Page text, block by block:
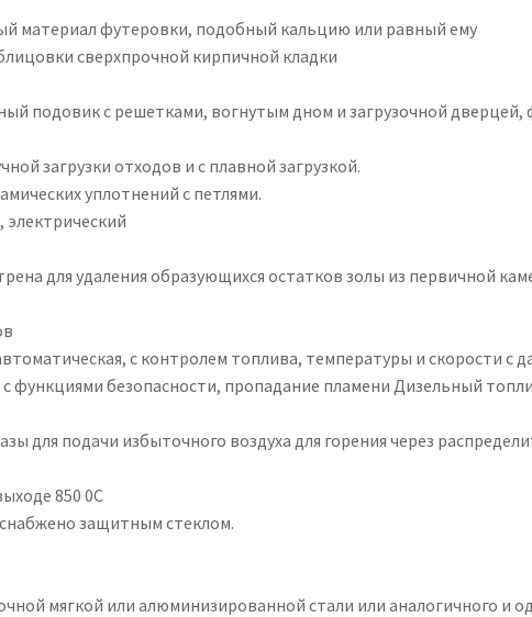
материал футеровки, подобный кальцию или равный ему
сверхпрочной кирпичной кладки
подовик с решетками, вогнутым дном и загрузочной
загрузки отходов и с плавной загрузкой.
уплотнений с петлями.
электрический
для удаления образующихся остатков золы из первичной
с контролем топлива, температуры и скорости с
функциями безопасности, пропадание пламени Дизельный
для подачи избыточного воздуха для горения через
850 0C
защитным стеклом.
мягкой или алюминизированной стали или аналогичного и